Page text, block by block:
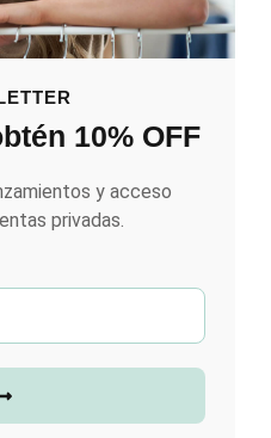
10% OFF
y acceso
privadas.